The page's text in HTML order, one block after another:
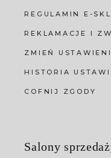
REGULAMIN E-
REKLAMACJE I
ZMIEŃ
HISTORIA
COFNIJ ZGODY
Salony